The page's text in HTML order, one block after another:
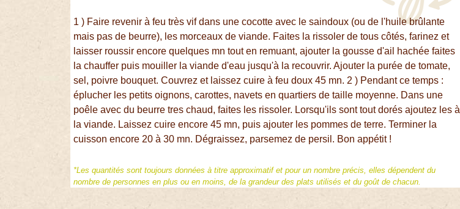
1 ) Faire revenir à feu très vif dans une cocotte avec le saindoux (ou de l'huile brûlante
mais pas de beurre), les morceaux de viande. Faites la rissoler de tous côtés, farinez et
laisser roussir encore quelques mn tout en remuant, ajouter la gousse d'ail hachée faites
la chauffer puis mouiller la viande d'eau jusqu'à la recouvrir. Ajouter la purée de tomate,
sel, poivre bouquet. Couvrez et laissez cuire à feu doux 45 mn. 2 ) Pendant ce temps :
éplucher les petits oignons, carottes, navets en quartiers de taille moyenne. Dans une
poêle avec du beurre tres chaud, faites les rissoler. Lorsqu'ils sont tout dorés ajoutez les à
la viande. Laissez cuire encore 45 mn, puis ajouter les pommes de terre. Terminer la
cuisson encore 20 à 30 mn. Dégraissez, parsemez de persil. Bon appétit !
*Les quantités sont toujours données à titre approximatif et pour un nombre précis, elles dépendent du
nombre de personnes en plus ou en moins, de la grandeur des plats utilisés et du goût de chacun.